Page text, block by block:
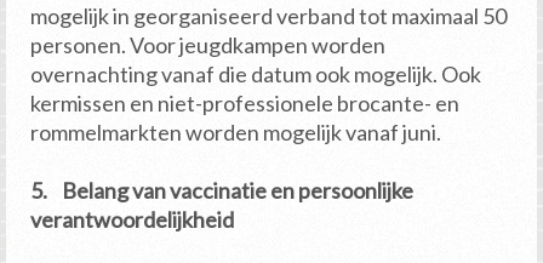
mogelijk in georganiseerd verband tot maximaal 50
personen. Voor jeugdkampen worden
overnachting vanaf die datum ook mogelijk. Ook
kermissen en niet-professionele brocante- en
rommelmarkten worden mogelijk vanaf juni.
5. Belang van vaccinatie en persoonlijke
verantwoordelijkheid